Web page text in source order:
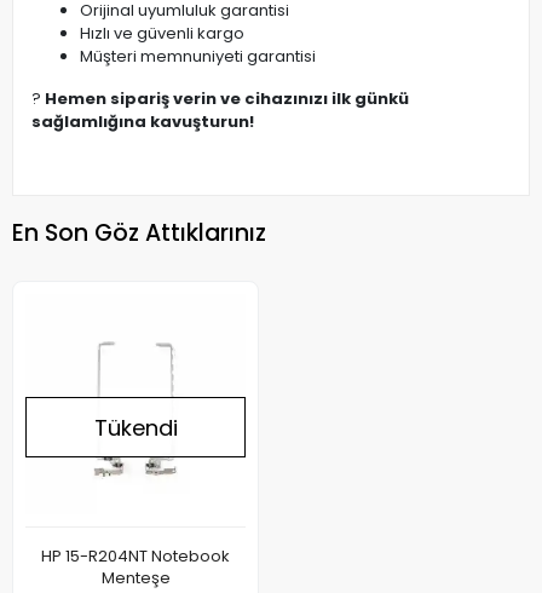
Orijinal uyumluluk garantisi
Hızlı ve güvenli kargo
Müşteri memnuniyeti garantisi
? Hemen sipariş verin ve cihazınızı ilk günkü
sağlamlığına kavuşturun!
En Son Göz Attıklarınız
Tükendi
HP 15-R204NT Notebook
Menteşe